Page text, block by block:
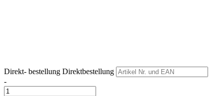
Direkt- bestellung Direktbestellung
-